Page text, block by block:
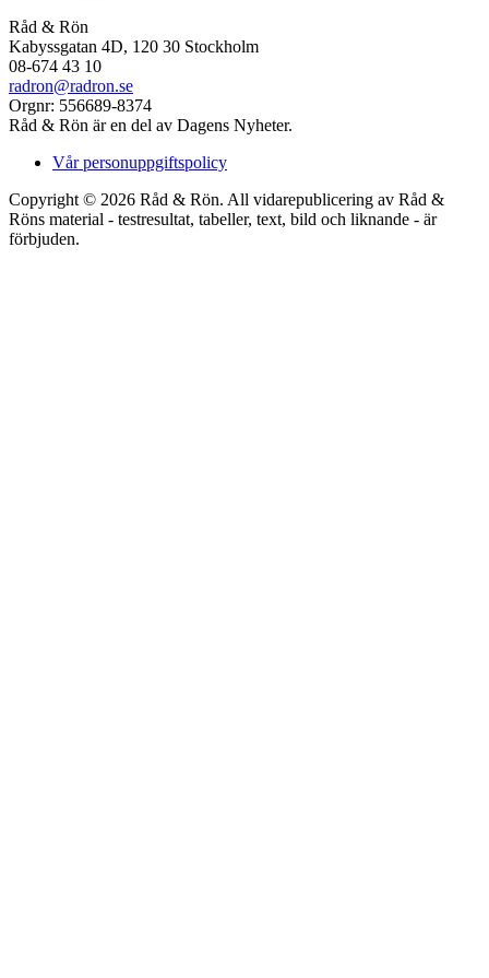
Råd & Rön
Kabyssgatan 4D, 120 30 Stockholm
08-674 43 10
radron@radron.se
Orgnr: 556689-8374
Råd & Rön är en del av Dagens Nyheter.
Vår personuppgiftspolicy
Copyright © 2026 Råd & Rön. All vidarepublicering av Råd &
Röns material - testresultat, tabeller, text, bild och liknande - är
förbjuden.